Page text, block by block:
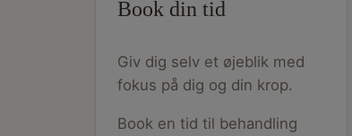
Book din tid
Giv dig selv et øjeblik med
fokus på dig og din krop.
Book en tid til behandling